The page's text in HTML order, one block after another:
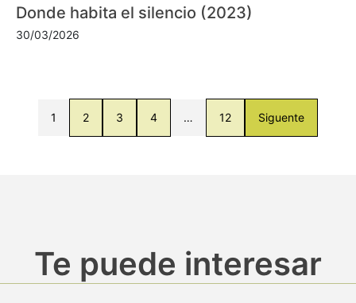
Donde habita el silencio (2023)
30/03/2026
1 2 3 4 … 12 Siguente
Te puede interesar